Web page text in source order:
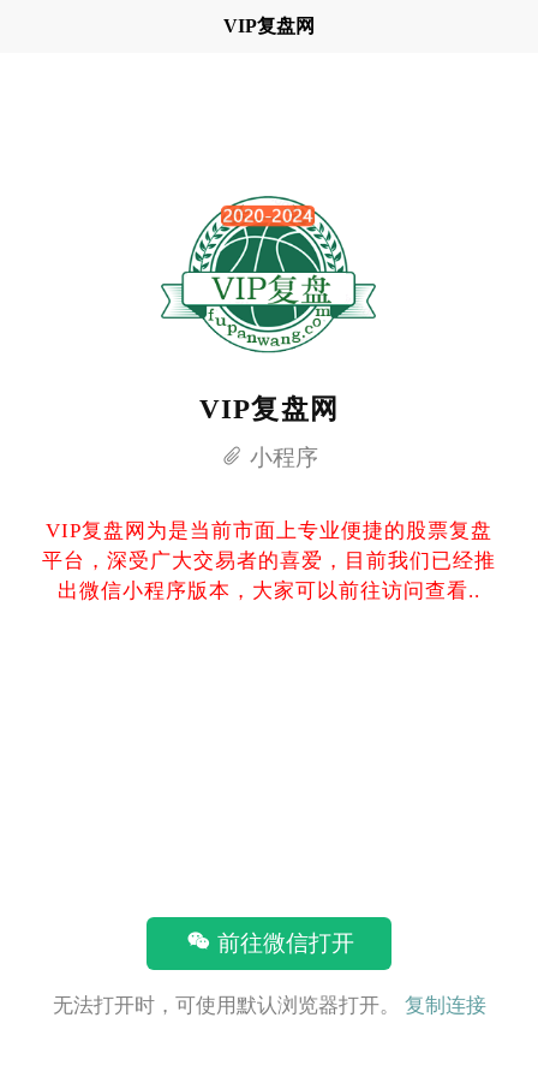
VIP复盘网
VIP复盘网
小程序
VIP复盘网为是当前市面上专业便捷的股票复盘
平台，深受广大交易者的喜爱，目前我们已经推
出微信小程序版本，大家可以前往访问查看..
前往微信打开
无法打开时，可使用默认浏览器打开。 复制连接